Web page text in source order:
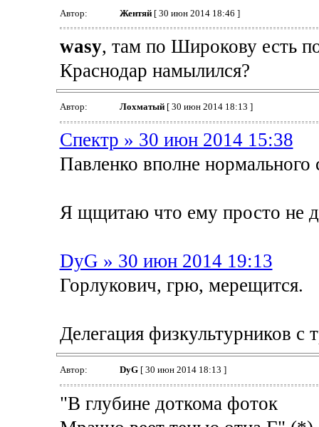
Автор: Жентяй[ 30 июн 2014 18:46 ]
wasy, там по Широкову есть
Краснодар намылился?
Автор: Лохматый[ 30 июн 2014 18:13 ]
Спектр » 30 июн 2014 15:38
Павленко вполне нормального
Я щщитаю что ему просто не
DyG » 30 июн 2014 19:13
Горлукович, грю, мерещится.
Делегация физкультурников
Автор: DyG[ 30 июн 2014 18:13 ]
"В глубине доткома фоток